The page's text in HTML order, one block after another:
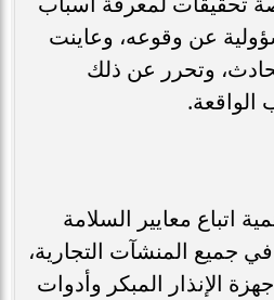
عن وقوعه، وعاينت
وتحرر عن ذلك
الواقعة.
اتباع معايير السلامة
جميع المنشآت التجارية،
الإنذار المبكر وأدوات